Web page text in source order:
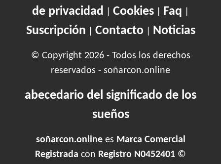
de privacidad
Cookies Faq
Suscripción Contacto| Noticias
© Copyright 2026 - Todos los derechos
reservados - soñarcon.online
abecedario del significado de los
sueños
soñarcon.onlinees Marca Comercial
Registrada con Registro N0452401 ©